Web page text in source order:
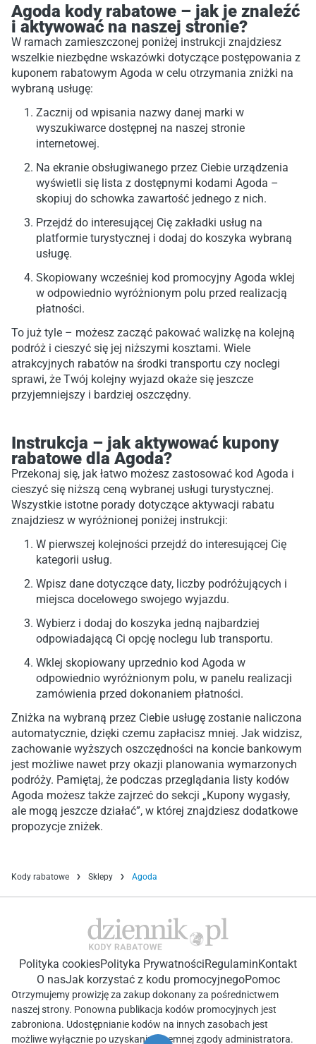
Agoda kody rabatowe – jak je znaleźć
i aktywować na naszej stronie?
W ramach zamieszczonej poniżej instrukcji znajdziesz
wszelkie niezbędne wskazówki dotyczące postępowania z
kuponem rabatowym Agoda w celu otrzymania zniżki na
wybraną usługę:
Zacznij od wpisania nazwy danej marki w
wyszukiwarce dostępnej na naszej stronie
internetowej.
Na ekranie obsługiwanego przez Ciebie urządzenia
wyświetli się lista z dostępnymi kodami Agoda –
skopiuj do schowka zawartość jednego z nich.
Przejdź do interesującej Cię zakładki usług na
platformie turystycznej i dodaj do koszyka wybraną
usługę.
Skopiowany wcześniej kod promocyjny Agoda wklej
w odpowiednio wyróżnionym polu przed realizacją
płatności.
To już tyle – możesz zacząć pakować walizkę na kolejną
podróż i cieszyć się jej niższymi kosztami. Wiele
atrakcyjnych rabatów na środki transportu czy noclegi
sprawi, że Twój kolejny wyjazd okaże się jeszcze
przyjemniejszy i bardziej oszczędny.
Instrukcja – jak aktywować kupony
rabatowe dla Agoda?
Przekonaj się, jak łatwo możesz zastosować kod Agoda i
cieszyć się niższą ceną wybranej usługi turystycznej.
Wszystkie istotne porady dotyczące aktywacji rabatu
znajdziesz w wyróżnionej poniżej instrukcji:
W pierwszej kolejności przejdź do interesującej Cię
kategorii usług.
Wpisz dane dotyczące daty, liczby podróżujących i
miejsca docelowego swojego wyjazdu.
Wybierz i dodaj do koszyka jedną najbardziej
odpowiadającą Ci opcję noclegu lub transportu.
Wklej skopiowany uprzednio kod Agoda w
odpowiednio wyróżnionym polu, w panelu realizacji
zamówienia przed dokonaniem płatności.
Zniżka na wybraną przez Ciebie usługę zostanie naliczona
automatycznie, dzięki czemu zapłacisz mniej. Jak widzisz,
zachowanie wyższych oszczędności na koncie bankowym
jest możliwe nawet przy okazji planowania wymarzonych
podróży. Pamiętaj, że podczas przeglądania listy kodów
Agoda możesz także zajrzeć do sekcji „Kupony wygasły,
ale mogą jeszcze działać”, w której znajdziesz dodatkowe
propozycje zniżek.
Kody rabatowe Sklepy Agoda
Polityka cookiesPolityka PrywatnościRegulaminKontakt
O nasJak korzystać z kodu promocyjnegoPomoc
Otrzymujemy prowizję za zakup dokonany za pośrednictwem
naszej strony. Ponowna publikacja kodów promocyjnych jest
zabroniona. Udostępnianie kodów na innych zasobach jest
możliwe wyłącznie po uzyskaniu pisemnej zgody administratora.